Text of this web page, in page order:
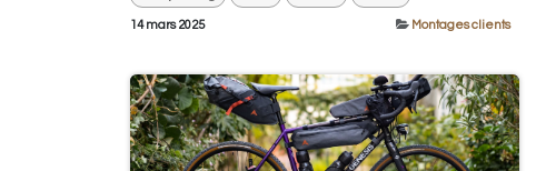
14 mars 2025 Montages clients